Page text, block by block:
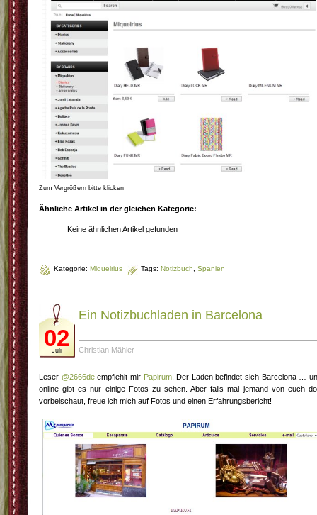
Zum Vergrößern bitte klicken
Ähnliche Artikel in der gleichen Kategorie:
Keine ähnlichen Artikel gefunden
Kategorie: Miquelrius Tags: Notizbuch Spanien
02
Juli
Ein Notizbuchladen in Barcelona
Christian Mähler
Leser @2666deempfiehlt mir Papirum. Der Laden befindet sich Barcelona …
online gibt es nur einige Fotos zu sehen. Aber falls mal jemand von euch
vorbeischaut, freue ich mich auf Fotos und einen Erfahrungsbericht!